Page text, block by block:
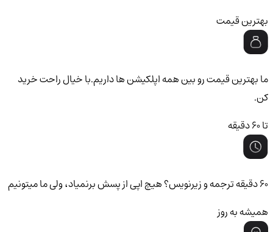
بهترین قیمت
ما بهترین قیمت رو بین همه اپلکیشن ها داریم.با خیال راحت خرید
کن.
تا ۶۰ دقیقه
۶۰ دقیقه ترجمه و زیرنویس؟ هیچ اپی از پسش برنمیاد، ولی ما میتونیم
همیشه به روز